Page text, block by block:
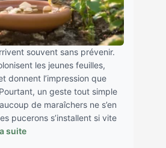
souvent sans prévenir.
les jeunes feuilles,
donnent l’impression que
un geste tout simple
de maraîchers ne s’en
pucerons s’installent si vite
suite